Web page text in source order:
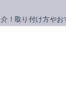
！取り付け方や